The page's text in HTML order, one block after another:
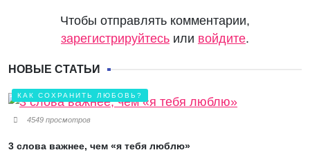
Чтобы отправлять комментарии,
зарегистрируйтесь или войдите.
НОВЫЕ СТАТЬИ
КАК СОХРАНИТЬ ЛЮБОВЬ?
4549 просмотров
3 слова важнее, чем «я тебя люблю»